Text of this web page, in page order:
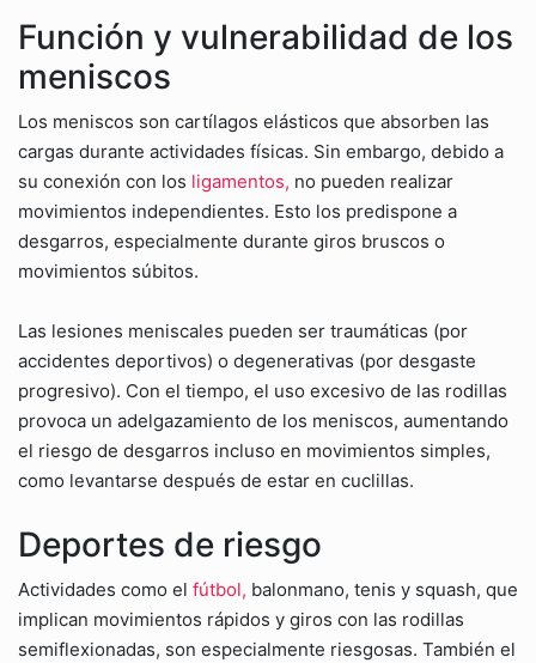
Función y vulnerabilidad de los
meniscos
Los meniscos son cartílagos elásticos que absorben las
cargas durante actividades físicas. Sin embargo, debido a
su conexión con los ligamentos, no pueden realizar
movimientos independientes. Esto los predispone a
desgarros, especialmente durante giros bruscos o
movimientos súbitos.
Las lesiones meniscales pueden ser traumáticas (por
accidentes deportivos) o degenerativas (por desgaste
progresivo). Con el tiempo, el uso excesivo de las rodillas
provoca un adelgazamiento de los meniscos, aumentando
el riesgo de desgarros incluso en movimientos simples,
como levantarse después de estar en cuclillas.
Deportes de riesgo
Actividades como el fútbol, balonmano, tenis y squash, que
implican movimientos rápidos y giros con las rodillas
semiflexionadas, son especialmente riesgosas. También el